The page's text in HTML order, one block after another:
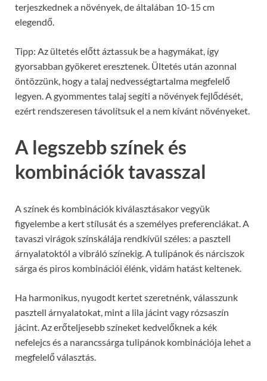
terjeszkednek a növények, de általában 10-15 cm
elegendő.
Tipp: Az ültetés előtt áztassuk be a hagymákat, így
gyorsabban gyökeret eresztenek. Ültetés után azonnal
öntözzünk, hogy a talaj nedvességtartalma megfelelő
legyen. A gyommentes talaj segíti a növények fejlődését,
ezért rendszeresen távolítsuk el a nem kívánt növényeket.
A legszebb színek és
kombinációk tavasszal
A színek és kombinációk kiválasztásakor vegyük
figyelembe a kert stílusát és a személyes preferenciákat. A
tavaszi virágok színskálája rendkívül széles: a pasztell
árnyalatoktól a vibráló színekig. A tulipánok és nárciszok
sárga és piros kombinációi élénk, vidám hatást keltenek.
Ha harmonikus, nyugodt kertet szeretnénk, válasszunk
pasztell árnyalatokat, mint a lila jácint vagy rózsaszín
jácint. Az erőteljesebb színeket kedvelőknek a kék
nefelejcs és a narancssárga tulipánok kombinációja lehet a
megfelelő választás.